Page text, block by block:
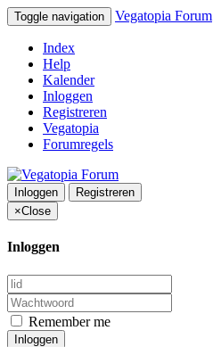
Toggle navigation Vegatopia Forum
Index
Help
Kalender
Inloggen
Registreren
Vegatopia
Forumregels
Inloggen
Registreren
×Close
Inloggen
Remember me
Inloggen